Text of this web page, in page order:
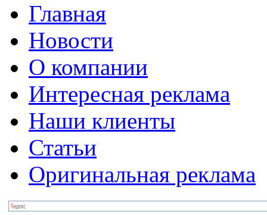
Главная
Новости
О компании
Интересная реклама
Наши клиенты
Статьи
Оригинальная реклама